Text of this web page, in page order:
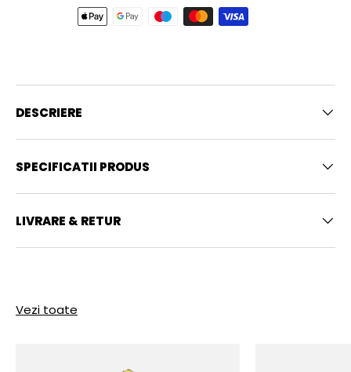
DESCRIERE
SPECIFICATII PRODUS
LIVRARE & RETUR
Vezi toate